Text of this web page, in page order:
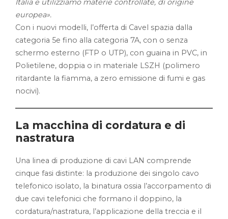
Italia e utilizziamo materie controllate, di origine
europea».
Con i nuovi modelli, l’offerta di Cavel spazia dalla
categoria 5e fino alla categoria 7A, con o senza
schermo esterno (FTP o UTP), con guaina in PVC, in
Polietilene, doppia o in materiale LSZH (polimero
ritardante la fiamma, a zero emissione di fumi e gas
nocivi).
La macchina di cordatura e di
nastratura
Una linea di produzione di cavi LAN comprende
cinque fasi distinte: la produzione dei singolo cavo
telefonico isolato, la binatura ossia l’accorpamento di
due cavi telefonici che formano il doppino, la
cordatura/nastratura, l’applicazione della treccia e il